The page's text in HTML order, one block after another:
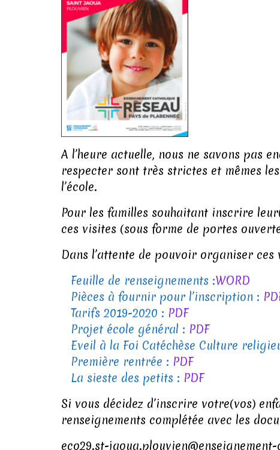
A l’heure actuelle, nous ne savons pas
respecter sont très strictes et mêmes
l’école.
Pour les familles souhaitant inscrire
ces visites (sous forme de portes
Dans l’attente de pouvoir organiser
Feuille de renseignements :WORD
Pièces à fournir pour l’inscription :
Tarifs 2019-2020 : PDF
Projet école général : PDF
Eveil à la Foi Catéchèse Culture
Première rentrée : PDF
La sieste des petits : PDF
Si vous décidez d’inscrire votre(vos)
renseignements complétée avec les
eco29.st-